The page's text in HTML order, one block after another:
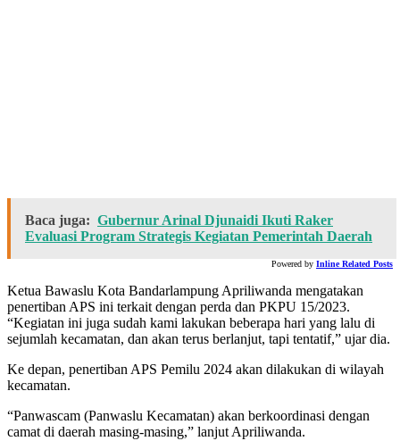
Baca juga: Gubernur Arinal Djunaidi Ikuti Raker
Evaluasi Program Strategis Kegiatan Pemerintah Daerah
Powered by Inline Related Posts
Ketua Bawaslu Kota Bandarlampung Apriliwanda mengatakan
penertiban APS ini terkait dengan perda dan PKPU 15/2023.
“Kegiatan ini juga sudah kami lakukan beberapa hari yang lalu di
sejumlah kecamatan, dan akan terus berlanjut, tapi tentatif,” ujar dia.
Ke depan, penertiban APS Pemilu 2024 akan dilakukan di wilayah
kecamatan.
“Panwascam (Panwaslu Kecamatan) akan berkoordinasi dengan
camat di daerah masing-masing,” lanjut Apriliwanda.